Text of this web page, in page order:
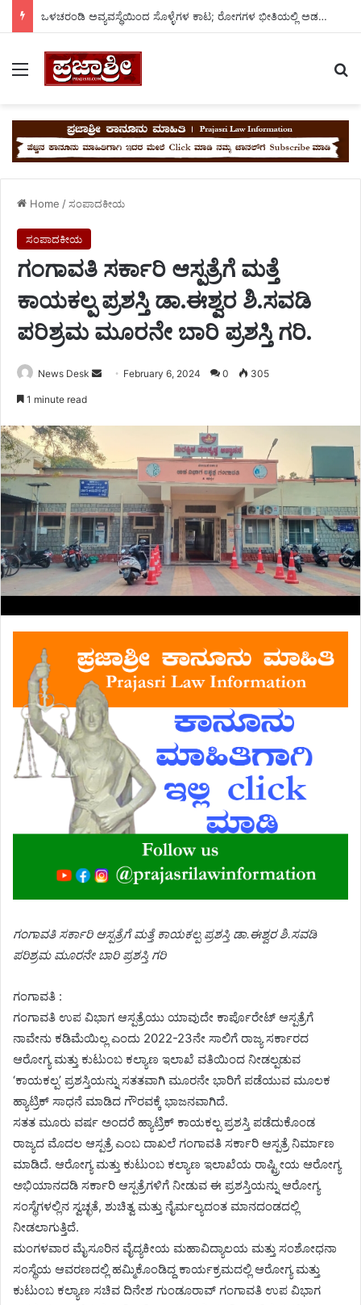
ಒಳಚರಂಡಿ ಅವ್ಯವಸ್ಥೆಯಿಂದ ಸೊಳ್ಳೆಗಳ ಕಾಟ; ರೋಗಗಳ ಭೀತಿಯಲ್ಲಿ ಅಡವಿಬಾವಿ ದೊಡ್ಡ ತಾಂಡದ ಜನರು..
Menu
Home /ಸಂಪಾದಕೀಯ
ಸಂಪಾದಕೀಯ
ಗಂಗಾವತಿ ಸರ್ಕಾರಿ ಆಸ್ಪತ್ರೆಗೆ ಮತ್ತೆ
ಕಾಯಕಲ್ಪ ಪ್ರಶಸ್ತಿ ಡಾ.ಈಶ್ವರ ಶಿ.ಸವಡಿ
ಪರಿಶ್ರಮ ಮೂರನೇ ಬಾರಿ ಪ್ರಶಸ್ತಿ ಗರಿ.
News Desk
Send February 6, 2024 0 305
1 minute read
ಗಂಗಾವತಿ ಸರ್ಕಾರಿ ಆಸ್ಪತ್ರೆಗೆ ಮತ್ತೆ ಕಾಯಕಲ್ಪ ಪ್ರಶಸ್ತಿ ಡಾ.ಈಶ್ವರ ಶಿ.ಸವಡಿ
ಪರಿಶ್ರಮ ಮೂರನೇ ಬಾರಿ ಪ್ರಶಸ್ತಿ ಗರಿ
ಗಂಗಾವತಿ :
ಗಂಗಾವತಿ ಉಪ ವಿಭಾಗ ಆಸ್ಪತ್ರೆಯು ಯಾವುದೇ ಕಾರ್ಪೊರೇಟ್ ಆಸ್ಪತ್ರೆಗೆ
ನಾವೇನು ಕಡಿಮೆಯಿಲ್ಲ ಎಂದು 2022-23ನೇ ಸಾಲಿಗೆ ರಾಜ್ಯ ಸರ್ಕಾರದ
ಆರೋಗ್ಯ ಮತ್ತು ಕುಟುಂಬ ಕಲ್ಯಾಣ ಇಲಾಖೆ ವತಿಯಿಂದ ನೀಡಲ್ಪಡುವ
‘ಕಾಯಕಲ್ಪ’ ಪ್ರಶಸ್ತಿಯನ್ನು ಸತತವಾಗಿ ಮೂರನೇ ಭಾರಿಗೆ ಪಡೆಯುವ ಮೂಲಕ
ಹ್ಯಾಟ್ರಿಕ್ ಸಾಧನೆ ಮಾಡಿದ ಗೌರವಕ್ಕೆ ಭಾಜನವಾಗಿದೆ.
ಸತತ ಮೂರು ವರ್ಷ ಅಂದರೆ ಹ್ಯಾಟ್ರಿಕ್ ಕಾಯಕಲ್ಪ ಪ್ರಶಸ್ತಿ ಪಡೆದುಕೊಂಡ
ರಾಜ್ಯದ ಮೊದಲ ಆಸ್ಪತ್ರೆ ಎಂಬ ದಾಖಲೆ ಗಂಗಾವತಿ ಸರ್ಕಾರಿ ಆಸ್ಪತ್ರೆ ನಿರ್ಮಾಣ
ಮಾಡಿದೆ. ಆರೋಗ್ಯ ಮತ್ತು ಕುಟುಂಬ ಕಲ್ಯಾಣ ಇಲಾಖೆಯ ರಾಷ್ಟ್ರೀಯ ಆರೋಗ್ಯ
ಅಭಿಯಾನದಡಿ ಸರ್ಕಾರಿ ಆಸ್ಪತ್ರೆಗಳಿಗೆ ನೀಡುವ ಈ ಪ್ರಶಸ್ತಿಯನ್ನು ಆರೋಗ್ಯ
ಸಂಸ್ಥೆಗಳಲ್ಲಿನ ಸ್ವಚ್ಛತೆ, ಶುಚಿತ್ವ ಮತ್ತು ನೈರ್ಮಲ್ಯದಂತ ಮಾನದಂಡದಲ್ಲಿ
ನೀಡಲಾಗುತ್ತಿದೆ.
ಮಂಗಳವಾರ ಮೈಸೂರಿನ ವೈದ್ಯಕೀಯ ಮಹಾವಿದ್ಯಾಲಯ ಮತ್ತು ಸಂಶೋಧನಾ
ಸಂಸ್ಥೆಯ ಆವರಣದಲ್ಲಿ ಹಮ್ಮಿಕೊಂಡಿದ್ದ ಕಾರ್ಯಕ್ರಮದಲ್ಲಿ ಆರೋಗ್ಯ ಮತ್ತು
ಕುಟುಂಬ ಕಲ್ಯಾಣ ಸಚಿವ ದಿನೇಶ ಗುಂಡೂರಾವ್ ಗಂಗಾವತಿ ಉಪ ವಿಭಾಗ